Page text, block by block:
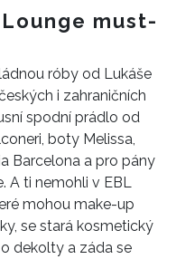
must-
róby od Lukáše
i zahraničních
spodní prádlo od
boty Melissa,
Barcelona a pro pány
A ti nemohli v EBL
mohou make-up
se stará kosmetický
dekolty a záda se